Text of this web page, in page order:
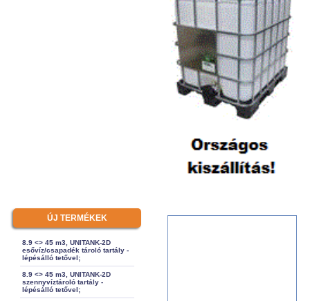
ÚJ TERMÉKEK
8.9 <> 45 m3, UNITANK-2D
esővíz/csapadék tároló tartály -
lépésálló tetővel;
8.9 <> 45 m3, UNITANK-2D
szennyvíztároló tartály -
lépésálló tetővel;